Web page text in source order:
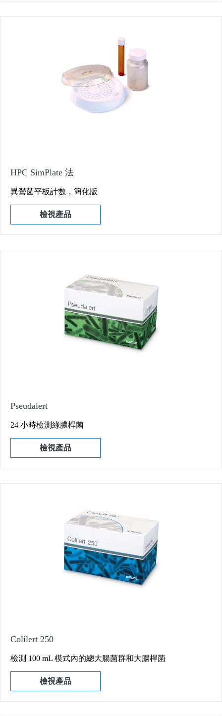
HPC SimPlate 法
異營菌平板計數，簡化版
檢視產品
Pseudalert
24 小時檢測綠膿桿菌
檢視產品
Colilert 250
檢測 100 mL 模式內的總大腸菌群和大腸桿菌
檢視產品